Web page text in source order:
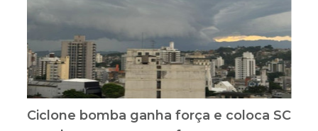
Ciclone bomba ganha força e coloca SC